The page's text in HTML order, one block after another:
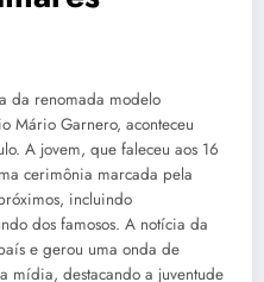
da renomada modelo
Mário Garnero, aconteceu
A jovem, que faleceu aos 16
cerimônia marcada pela
incluindo
dos famosos. A notícia da
e gerou uma onda de
mídia, destacando a juventude